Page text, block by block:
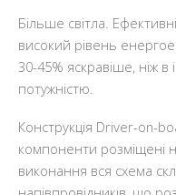
Більше світла.
високий рівень
30-45% яскравіше, ніж
потужністю.
Конструкція Driver-on-
компоненти розміщені
виконання вся схема